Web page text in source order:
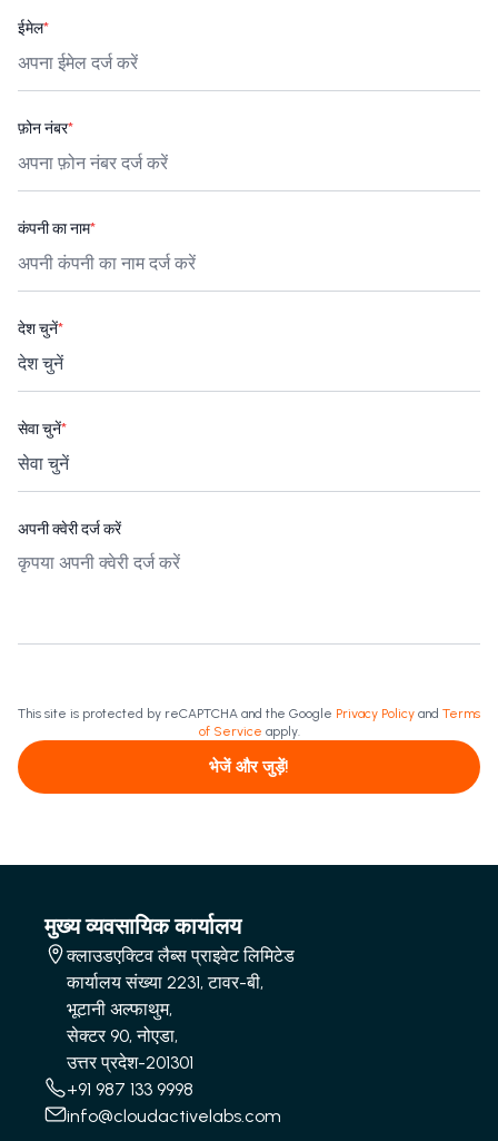
ईमेल*
फ़ोन नंबर*
कंपनी का नाम*
देश चुनें*
सेवा चुनें*
अपनी क्वेरी दर्ज करें
This site is protected by reCAPTCHA and the Google Privacy Policy and Terms
of Service apply.
भेजें और जुड़ें!
मुख्य व्यवसायिक कार्यालय
क्लाउडएक्टिव लैब्स प्राइवेट लिमिटेड
कार्यालय संख्या 2231, टावर-बी,
भूटानी अल्फाथुम,
सेक्टर 90, नोएडा,
उत्तर प्रदेश-201301
+91 987 133 9998
info@cloudactivelabs.com